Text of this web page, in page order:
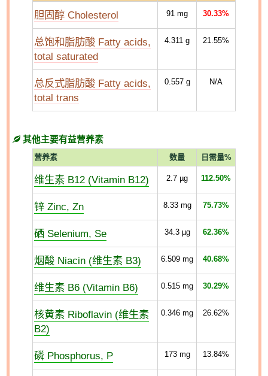
胆固醇 Cholesterol 91 mg 30.33%
总饱和脂肪酸 Fatty acids,
total saturated
4.311 g 21.55%
总反式脂肪酸 Fatty acids,
total trans
0.557g N/A
其他主要有益营养素
营养素 数量 日需量%
维生素 B12 (Vitamin B12) 2.7 µg 112.50%
锌 Zinc, Zn 8.33mg 75.73%
硒 Selenium, Se 34.3µg 62.36%
烟酸 Niacin (维生素 B3) 6.509 mg 40.68%
维生素 B6 (Vitamin B6) 0.515 mg 30.29%
核黄素 Riboflavin (维生素
B2)
0.346 mg 26.62%
磷 Phosphorus, P 173mg 13.84%